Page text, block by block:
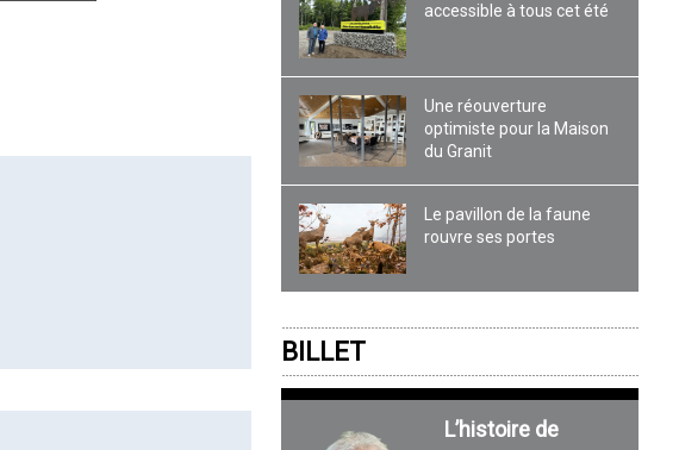
accessible à tous cet été
Une réouverture
optimiste pour la Maison
du Granit
Le pavillon de la faune
rouvre ses portes
BILLET
L’histoire de